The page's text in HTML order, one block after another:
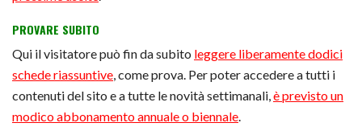
PROVARE SUBITO
Qui il visitatore può fin da subito leggere liberamente dodici
schede riassuntive, come prova. Per poter accedere a tutti i
contenuti del sito e a tutte le novità settimanali,è previsto un
modico abbonamento annuale o biennale.